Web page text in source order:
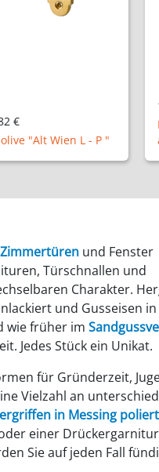
Berlin N,
Zimmertüren und Fenster
Türschnallen und
Charakter.
und Gusseisen in
wie früher im
Jedes Stück ein Unikat.
für Gründerzeit,
Vielzahl an
in Messing poliert
einer
Sie auf jeden Fall